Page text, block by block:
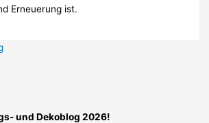
Erneuerung ist.
und Dekoblog 2026!